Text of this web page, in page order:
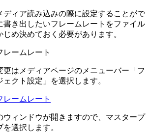
ディア読み込みの際に設定することがで
書き出したいフレームレートをファイル
め決めておく必要があります。
更はメディアページのメニューバー「フ
クト設定」を選択します。
ウィンドウが開きますので、マスタープ
選択します。